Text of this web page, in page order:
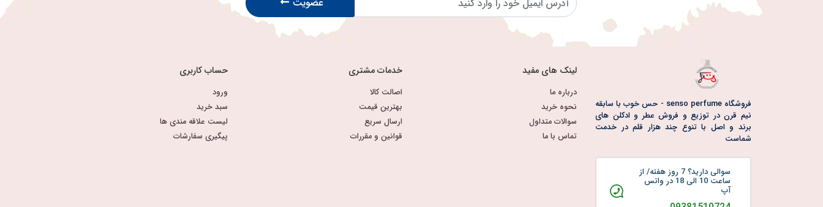
فروشگاه senso perfume - حس خوب با سابقه
نیم قرن در توزیع و فروش عطر و ادکلن های
برند و اصل با تنوع چند هزار قلم در خدمت
شماست
سوالی دارید؟ 7 روز هفته/ از
ساعت 10 الی 18 در واتس
آپ
لینک های مفید
درباره ما
نحوه خرید
سوالات متداول
تماس با ما
خدمات مشتری
اصالت کالا
بهترین قیمت
ارسال سریع
قوانین و مقررات
حساب کاربری
ورود
سبد خرید
لیست علاقه مندی ها
پیگیری سفارشات